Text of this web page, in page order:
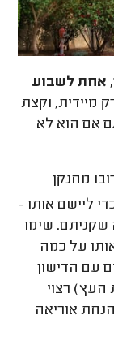
אחת לשבוע
מיידית, וקצת
אם הוא לא
מחנקן
ליישם אותו -
שימו
על כמה
עם הדישון
העץ) רצוי
אוריאה